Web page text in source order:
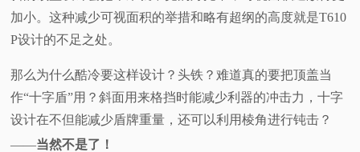
加小。这种减少可视面积的举措和略有超纲的高度就是T610
P设计的不足之处。
那么为什么酷冷要这样设计？头铁？难道真的要把顶盖当
作“十字盾”用？斜面用来格挡时能减少利器的冲击力，十字
设计在不但能减少盾牌重量，还可以利用棱角进行钝击？
——当然不是了！